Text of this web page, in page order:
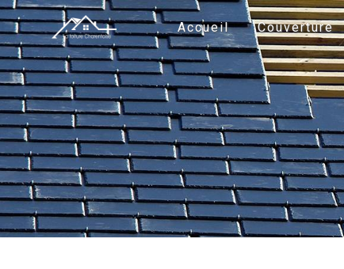
Panneau de gestion des cookies
Accueil Couverture